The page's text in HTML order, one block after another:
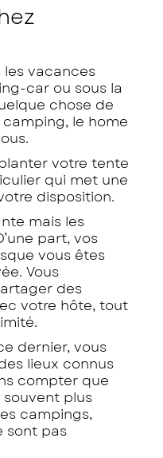
les vacances
car ou sous la
chose de
le home
votre tente
qui met une
disposition.
mais les
part, vos
vous êtes
Vous
des
votre hôte, tout
dernier, vous
lieux connus
compter que
plus
campings,
sont pas